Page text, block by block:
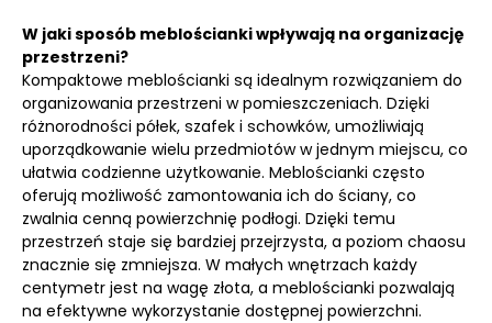
W jaki sposób meblościanki wpływają na organizację
przestrzeni?
Kompaktowe meblościanki są idealnym rozwiązaniem do
organizowania przestrzeni w pomieszczeniach. Dzięki
różnorodności półek, szafek i schowków, umożliwiają
uporządkowanie wielu przedmiotów w jednym miejscu, co
ułatwia codzienne użytkowanie. Meblościanki często
oferują możliwość zamontowania ich do ściany, co
zwalnia cenną powierzchnię podłogi. Dzięki temu
przestrzeń staje się bardziej przejrzysta, a poziom chaosu
znacznie się zmniejsza. W małych wnętrzach każdy
centymetr jest na wagę złota, a meblościanki pozwalają
na efektywne wykorzystanie dostępnej powierzchni.